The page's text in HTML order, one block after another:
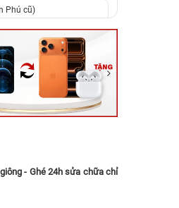
Phú cũ)
Thủ Đức cũ)
TP. Thủ Đức Cũ)
Cũ)
(TP. Vũng Tàu cũ)
- Ghé 24h sửa chữa chỉ